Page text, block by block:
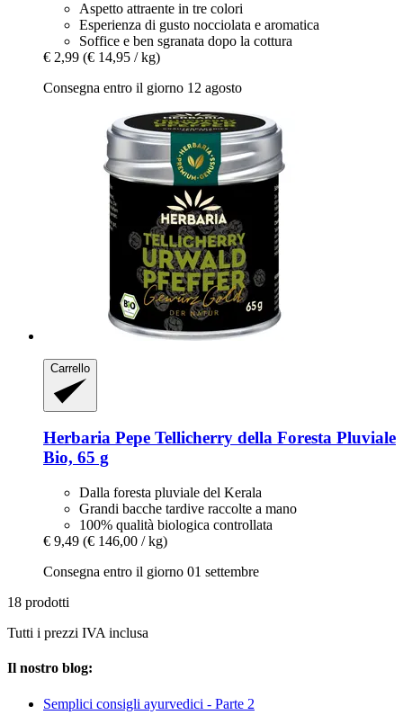
Aspetto attraente in tre colori
Esperienza di gusto nocciolata e aromatica
Soffice e ben sgranata dopo la cottura
€ 2,99 (€ 14,95 / kg)
Consegna entro il giorno 12 agosto
Carrello
Herbaria Pepe Tellicherry della Foresta Pluviale
Bio, 65 g
Dalla foresta pluviale del Kerala
Grandi bacche tardive raccolte a mano
100% qualità biologica controllata
€ 9,49 (€ 146,00 / kg)
Consegna entro il giorno 01 settembre
18 prodotti
Tutti i prezzi IVA inclusa
Il nostro blog:
Semplici consigli ayurvedici - Parte 2